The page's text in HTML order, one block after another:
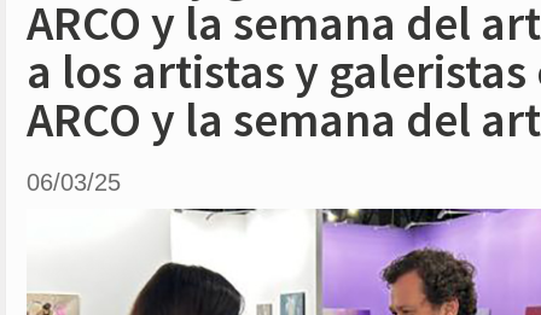
ARCO y la semana del
a los artistas y
ARCO y la semana del
06/03/25